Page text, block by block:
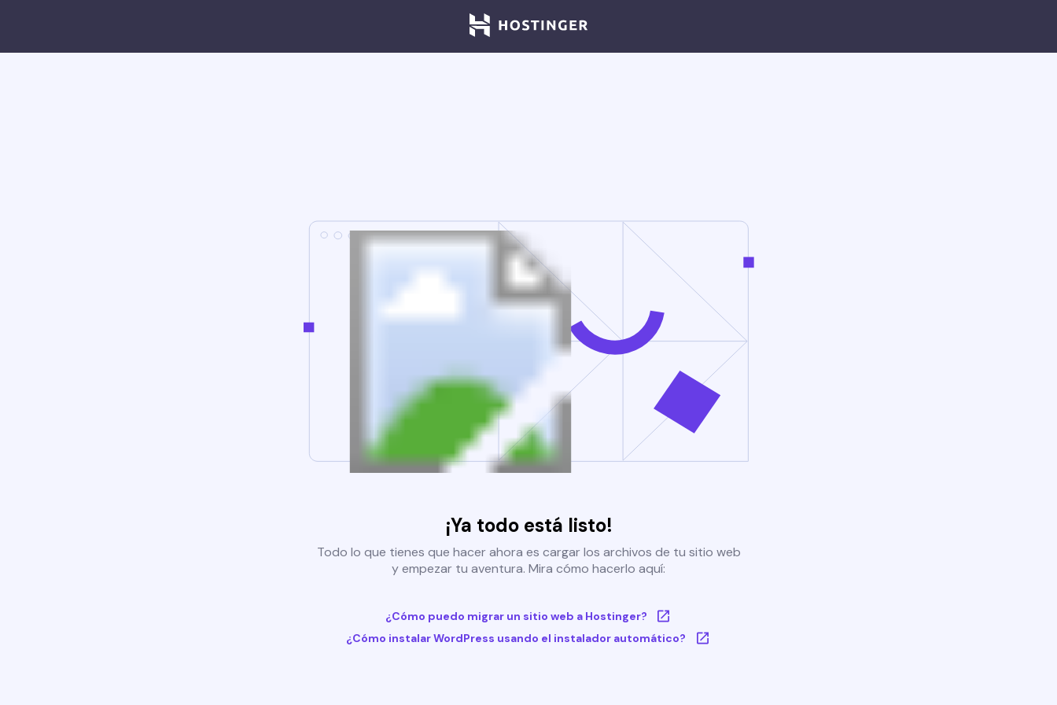
¡Ya todo está listo!
Todo lo que tienes que hacer ahora es cargar los archivos de tu sitio web
y empezar tu aventura. Mira cómo hacerlo aquí:
¿Cómo puedo migrar un sitio web a Hostinger?
¿Cómo instalar WordPress usando el instalador automático?